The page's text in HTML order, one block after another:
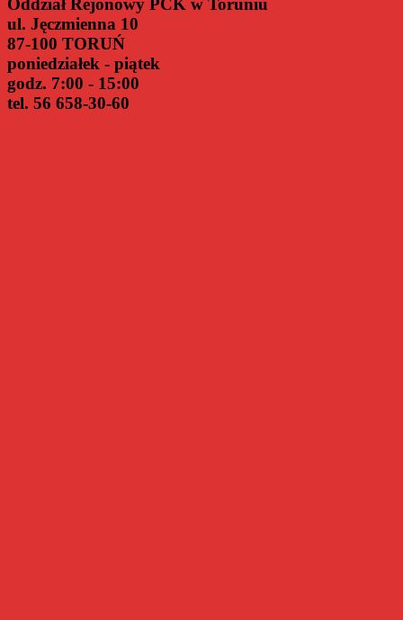
medycznego
ul. Jęczmienna 10
87-100 TORUŃ
poniedziałek - piątek
godz. 7:00 - 15:00
tel. 56 658-30-60